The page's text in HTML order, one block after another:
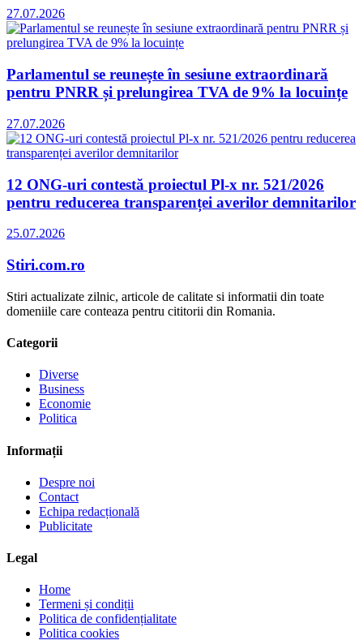
27.07.2026
Parlamentul se reunește în sesiune extraordinară
pentru PNRR și prelungirea TVA de 9% la locuințe
27.07.2026
12 ONG-uri contestă proiectul Pl-x nr. 521/2026
pentru reducerea transparenței averilor demnitarilor
25.07.2026
Stiri.com.ro
Stiri actualizate zilnic, articole de calitate si informatii din toate
domeniile care conteaza pentru cititorii din Romania.
Categorii
Diverse
Business
Economie
Politica
Informații
Despre noi
Contact
Echipa redacțională
Publicitate
Legal
Home
Termeni și condiții
Politica de confidențialitate
Politica cookies